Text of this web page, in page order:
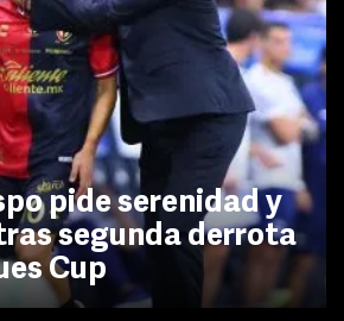
pide serenidad y
segunda derrota
Cup